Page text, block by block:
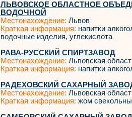
ЛЬВОВСКОЕ ОБЛАСТНОЕ
ВОДОЧНОЙ
Местонахождение: Львов
Краткая информация: напитки
водочные изделия, углекислота
РАВА-РУССКИЙ СПИРТЗАВОД
Местонахождение: Львовская
Краткая информация: напитки
РАДЕХОВСКИЙ САХАРНЫЙ
Местонахождение: Львовская
Краткая информация: жом